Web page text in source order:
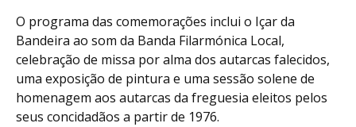
O programa das comemorações inclui o Içar da
Bandeira ao som da Banda Filarmónica Local,
celebração de missa por alma dos autarcas falecidos,
uma exposição de pintura e uma sessão solene de
homenagem aos autarcas da freguesia eleitos pelos
seus concidadãos a partir de 1976.